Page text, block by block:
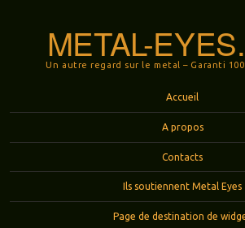
METAL-
Un autre regard sur le metal – Garanti
Accueil
A propos
Contacts
Ils soutiennent Metal Eyes
Page de destination de